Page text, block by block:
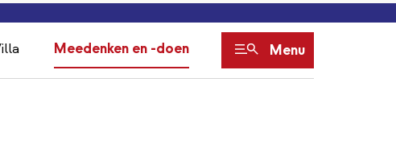
Meedenken en -doen Menu